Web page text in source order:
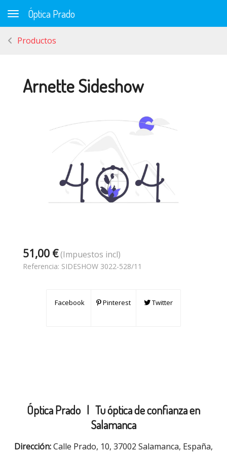
Toggle navigation
Óptica Prado
Productos
Arnette Sideshow
51,00 €(Impuestos incl)
Referencia: SIDESHOW 3022-528/11
Facebook Pinterest Twitter
Óptica Prado | Tu óptica de confianza en
Salamanca
Dirección:Calle Prado, 10, 37002 Salamanca, España,